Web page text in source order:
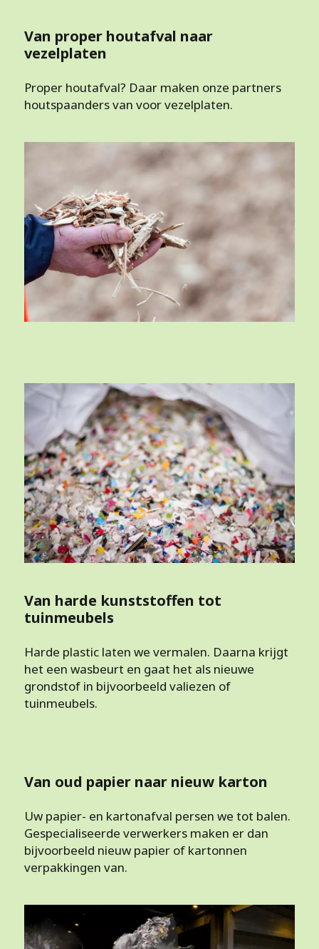
Van proper houtafval naar
vezelplaten
Proper houtafval? Daar maken onze partners
houtspaanders van voor vezelplaten.
Van harde kunststoffen tot
tuinmeubels
Harde plastic laten we vermalen. Daarna krijgt
het een wasbeurt en gaat het als nieuwe
grondstof in bijvoorbeeld valiezen of
tuinmeubels.
Van oud papier naar nieuw karton
Uw papier- en kartonafval persen we tot balen.
Gespecialiseerde verwerkers maken er dan
bijvoorbeeld nieuw papier of kartonnen
verpakkingen van.